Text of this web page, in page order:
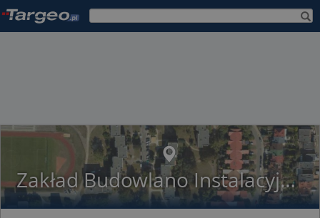
Zakład Budowlano Instalacyjny S Wodbud